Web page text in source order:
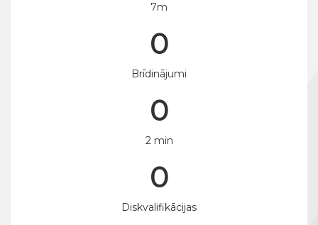
7m
0
Brīdinājumi
0
2 min
0
Diskvalifikācijas